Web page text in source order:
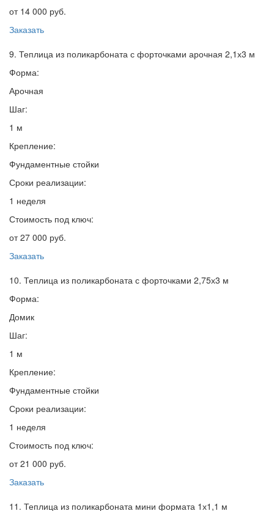
от 14 000 руб.
Заказать
9. Теплица из поликарбоната с форточками арочная 2,1х3 м
Форма:
Арочная
Шаг:
1 м
Крепление:
Фундаментные стойки
Сроки реализации:
1 неделя
Стоимость под ключ:
от 27 000 руб.
Заказать
10. Теплица из поликарбоната с форточками 2,75х3 м
Форма:
Домик
Шаг:
1 м
Крепление:
Фундаментные стойки
Сроки реализации:
1 неделя
Стоимость под ключ:
от 21 000 руб.
Заказать
11. Теплица из поликарбоната мини формата 1х1,1 м